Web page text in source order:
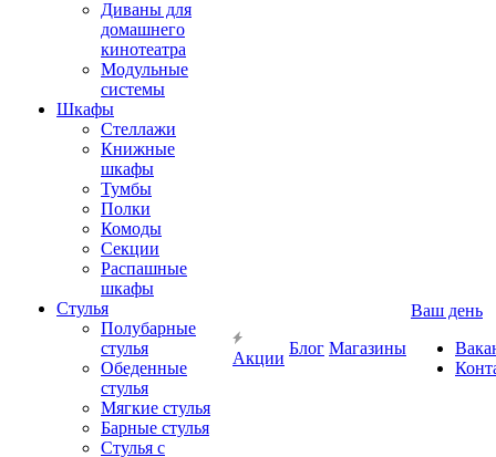
Диваны для
домашнего
кинотеатра
Модульные
системы
Шкафы
Стеллажи
Книжные
шкафы
Тумбы
Полки
Комоды
Секции
Распашные
шкафы
Стулья
Полубарные
стулья
Обеденные
стулья
Мягкие стулья
Барные стулья
Стулья с
Акции
Блог Магазины
Ваш день